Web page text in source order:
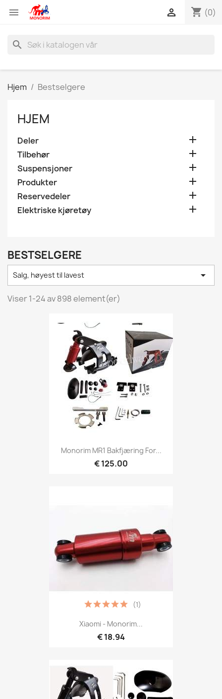
 shopping_cart (0)

search
Hjem Bestselgere
HJEM
Deler 
Tilbehør 
Suspensjoner 
Produkter 
Reservedeler 
Elektriske kjøretøy 
BESTSELGERE
Salg, høyest til lavest 
Viser 1-24 av 898 element(er)
Monorim MR1 Bakfjæring For...
€ 125.00
Xiaomi - Monorim...
€ 18.94
(1)